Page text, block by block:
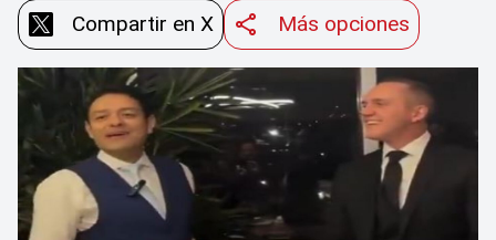
Compartir en X
Más opciones